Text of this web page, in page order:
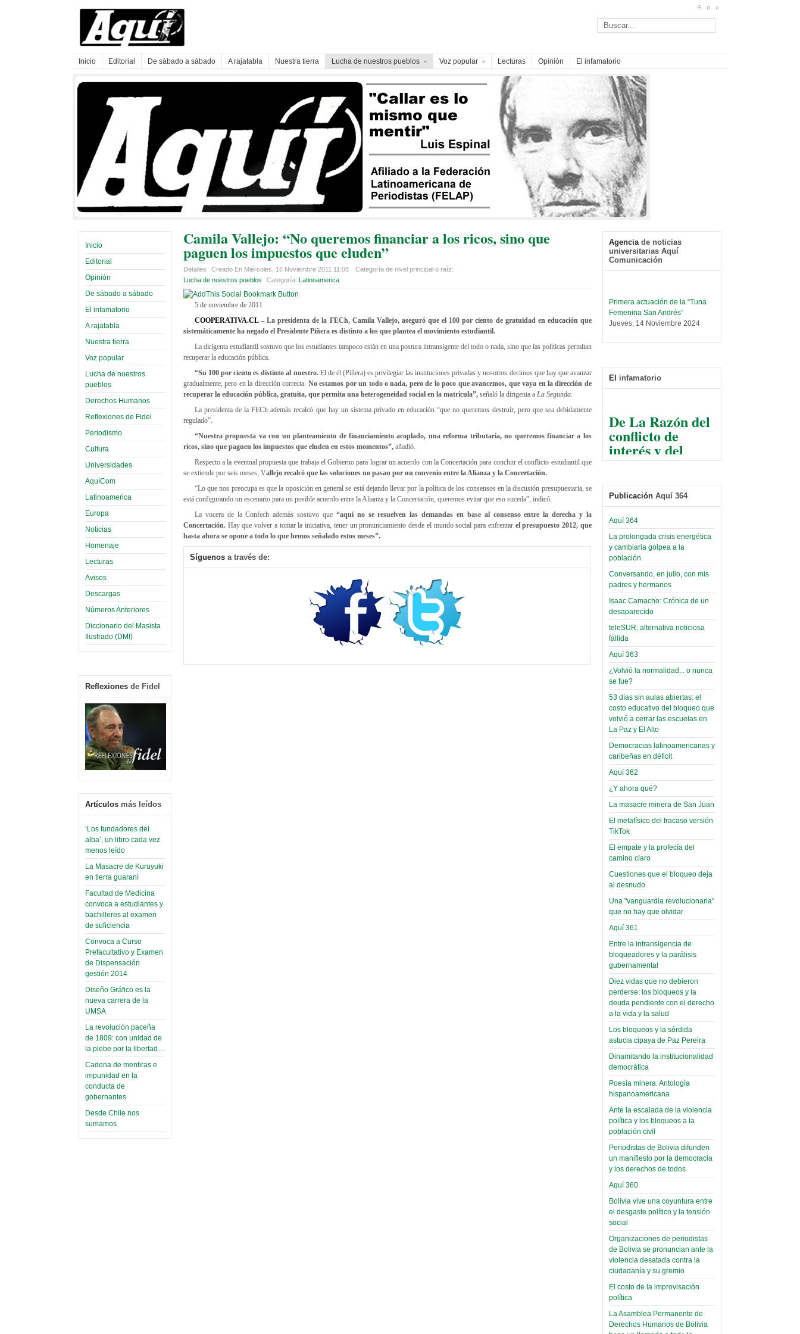
Inicio Editorial De sábado a sábado A rajatabla Nuestra tierra Lucha de nuestros pueblos Voz popular Lecturas Opinión El infamatorio
Inicio
Editorial
Opinión
De sábado a sábado
El infamatorio
A rajatabla
Nuestra tierra
Voz popular
Lucha de nuestros
pueblos
Derechos Humanos
Reflexiones de Fidel
Periodismo
Cultura
Universidades
AquíCom
Latinoamerica
Europa
Noticias
Homenaje
Lecturas
Avisos
Descargas
Números Anteriores
Diccionario del Masista
Ilustrado (DMI)
Reflexiones de Fidel
Artículos más leídos
‘Los fundadores del
alba’, un libro cada vez
menos leído
La Masacre de Kuruyuki
en tierra guaraní
Facultad de Medicina
convoca a estudiantes y
bachilleres al examen
de suficiencia
Convoca a Curso
Prefacultativo y Examen
de Dispensación
gestión 2014
Diseño Gráfico es la
nueva carrera de la
UMSA
La revolución paceña
de 1809: con unidad de
la plebe por la libertad…
Cadena de mentiras e
impunidad en la
conducta de
gobernantes
Desde Chile nos
sumamos
Camila Vallejo: “No queremos financiar a los ricos, sino que
paguen los impuestos que eluden”
Detalles Creado En Miércoles, 16 Noviembre 2011 11:08
Categoría de nivel principal o raíz:
Lucha de nuestros pueblos
Categoría: Latinoamerica
5 de noviembre de 2011
COOPERATIVA.CL– La presidenta de la FECh, Camila Vallejo, aseguró que el 100 por ciento de gratuidad en educación que
sistemáticamente ha negado el Presidente Piñera es distinto a los que plantea el movimiento estudiantil.
La dirigenta estudiantil sostuvo que los estudiantes tampoco están en una postura intransigente del todo o nada, sino que las políticas permitan
recuperar la educación pública.
“Su 100 por ciento es distinto al nuestro. El de él (Piñera) es privilegiar las instituciones privadas y nosotros decimos que hay que avanzar
gradualmente, pero en la dirección correcta. No estamos por un todo o nada, pero de lo poco que avancemos, que vaya en la dirección de
recuperar la educación pública, gratuita, que permita una heterogeneidad social en la matrícula”, señaló la dirigenta a La Segunda
La presidenta de la FECh además recalcó que hay un sistema privado en educación “que no queremos destruir, pero que sea debidamente
regulado”.
“Nuestra propuesta va con un planteamiento de financiamiento acoplado, una reforma tributaria, no queremos financiar a los
ricos, sino que paguen los impuestos que eluden en estos momentos”, añadió.
Respecto a la eventual propuesta que trabaja el Gobierno para lograr un acuerdo con la Concertación para concluir el conflicto estudiantil que
se extiende por seis meses, Vallejo recalcó que las soluciones no pasan por un convenio entre la Alianza y la Concertación.
“Lo que nos preocupa es que la oposición en general se está dejando llevar por la política de los consensos en la discusión presupuestaria, se
está configurando un escenario para un posible acuerdo entre la Alianza y la Concertación, queremos evitar que eso suceda”, indicó.
La vocera de la Confech además sostuvo que“aquí no se resuelven las demandas en base al consenso entre la derecha y la
Concertación. Hay que volver a tomar la iniciativa, tener un pronunciamiento desde el mundo social para enfrentar el presupuesto 2012, que
hasta ahora se opone a todo lo que hemos señalado estos meses”.
Síguenos a través de:
Agencia de noticias
universitarias Aquí
Comunicación
Primera actuación de la “Tuna
Femenina San Andrés”
Jueves, 14 Noviembre 2024
Sábado, 14 Septiembre 2024
taller de software estadístico en
la UMSA
Sábado, 14 Septiembre 2024
certificados por apoyo al
Séptimo Encuentro de
Sábado, 14 Octubre 2023
Leer Más...
Trabajo Social de la UMSA
volverá a las urnas para elegir a
su directora
Sábado, 14 Octubre 2023
Leer Más...
Candidatos del MAS se
presentarán en la UMSA
Jueves, 14 Septiembre 2023
Leer Más...
Carrera de Geografía realiza
Segundo Congreso Nacional
Viernes, 14 Octubre 2022
Leer Más...
Docentes y estudiantes de
Trabajo Social de la UMSA
elegirán directora
Viernes, 14 Octubre 2022
Leer Más...
“Tuna Femenina San Andrés”
toca y canta con coraje
Miércoles, 14 Septiembre 2022
Leer Más...
Posesionan a dirigentes de
Asociación de Docentes
Domingo, 14 Agosto 2022
Leer Más...
El infamatorio
De La Razón del
conflicto de
interés y del
razonable arte
y esconder la
mano
El Infamatorio
Jueves, 10 Diciembre 2020
Read more...
Infierno Covid
parte VI:
Gabinete de
Áñez se atribuye
construcción de
hospitales
prefabricados en
la que no tuvo
participación;
más de 24 horas
después rectifica
parcialmente
El Infamatorio
Miércoles, 09 Diciembre 2020
Read more...
Interpretación
de un álbum de
narco-fotos
(Miscelánea
Palaciega 8)
El Infamatorio
Miércoles, 19 Junio 2019
Read more...
Cosmética
descolonizadora
(Miscelánea
palaciega 7)
El Infamatorio
Lunes, 27 Mayo 2019
Read more...
Creacionismo,
filtraciones e
inicio de la
campaña del
MAS
(Miscelánea
palaciega 6)
El Infamatorio
Domingo, 12 Mayo 2019
Read more...
Publicación Aquí 364
Aquí 364
La prolongada crisis energética
y cambiaria golpea a la
población
Conversando, en julio, con mis
padres y hermanos
Isaac Camacho: Crónica de un
desaparecido
teleSUR, alternativa noticiosa
fallida
Aquí 363
¿Volvió la normalidad... o nunca
se fue?
53 días sin aulas abiertas: el
costo educativo del bloqueo que
volvió a cerrar las escuelas en
La Paz y El Alto
Democracias latinoamericanas y
caribeñas en déficit
Aquí 362
¿Y ahora qué?
La masacre minera de San Juan
El metafísico del fracaso versión
TikTok
El empate y la profecía del
camino claro
Cuestiones que el bloqueo deja
al desnudo
Una "vanguardia revolucionaria"
que no hay que olvidar
Aquí 361
Entre la intransigencia de
bloqueadores y la parálisis
gubernamental
Diez vidas que no debieron
perderse: los bloqueos y la
deuda pendiente con el derecho
a la vida y la salud
Los bloqueos y la sórdida
astucia cipaya de Paz Pereira
Dinamitando la institucionalidad
democrática
Poesía minera. Antología
hispanoamericana
Ante la escalada de la violencia
política y los bloqueos a la
población civil
Periodistas de Bolivia difunden
un manifiesto por la democracia
y los derechos de todos
Aquí 360
Bolivia vive una coyuntura entre
el desgaste político y la tensión
social
Organizaciones de periodistas
de Bolivia se pronuncian ante la
violencia desatada contra la
ciudadanía y su gremio
El costo de la improvisación
política
La Asamblea Permanente de
Derechos Humanos de Bolivia